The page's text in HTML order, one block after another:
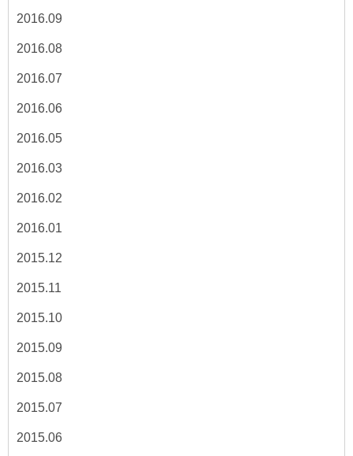
2016.09
2016.08
2016.07
2016.06
2016.05
2016.03
2016.02
2016.01
2015.12
2015.11
2015.10
2015.09
2015.08
2015.07
2015.06